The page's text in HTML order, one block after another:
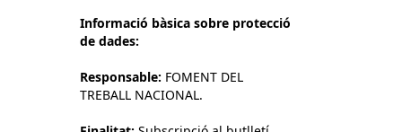
Informació bàsica sobre protecció
de dades:
Responsable: FOMENT DEL
TREBALL NACIONAL.